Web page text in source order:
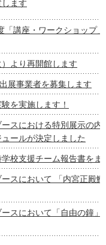
します
講座・ワークショップ
より再開館します
展事業者を募集します
を実施します！
スにおける特別展示の内
ールが決定しました
校支援チーム報告書をま
スにおいて 「内宮正殿
スにおいて「自由の鐘」